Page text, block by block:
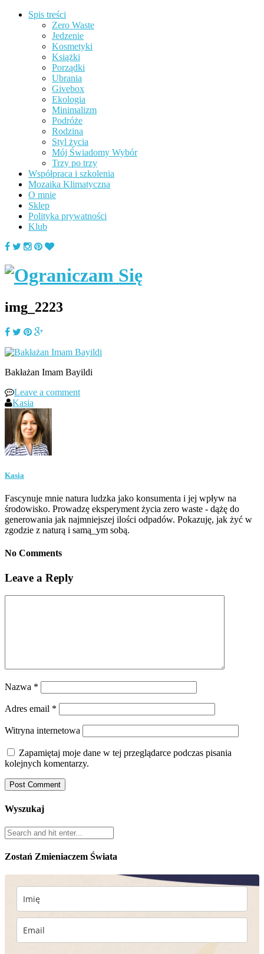
Spis treści
Zero Waste
Jedzenie
Kosmetyki
Książki
Porządki
Ubrania
Givebox
Ekologia
Minimalizm
Podróże
Rodzina
Styl życia
Mój Świadomy Wybór
Trzy po trzy
Współpraca i szkolenia
Mozaika Klimatyczna
O mnie
Sklep
Polityka prywatności
Klub
img_2223
Bakłażan Imam Bayildi
Leave a comment
Kasia
Kasia
Fascynuje mnie natura ludzka jako konsumenta i jej wpływ na
środowisko. Prowadzę eksperyment życia zero waste - dążę do
generowania jak najmniejszej ilości odpadów. Pokazuję, jak żyć w
zgodzie z naturą i samą_ym sobą.
No Comments
Leave a Reply
Nazwa *
Adres email *
Witryna internetowa
Zapamiętaj moje dane w tej przeglądarce podczas pisania
kolejnych komentarzy.
Wyszukaj
Zostań Zmieniaczem Świata